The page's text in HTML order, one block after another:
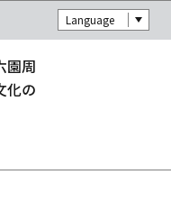
Language
園周
化の